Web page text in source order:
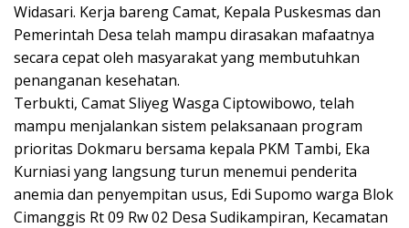
Widasari. Kerja bareng Camat, Kepala Puskesmas dan
Pemerintah Desa telah mampu dirasakan mafaatnya
secara cepat oleh masyarakat yang membutuhkan
penanganan kesehatan.
Terbukti, Camat Sliyeg Wasga Ciptowibowo, telah
mampu menjalankan sistem pelaksanaan program
prioritas Dokmaru bersama kepala PKM Tambi, Eka
Kurniasi yang langsung turun menemui penderita
anemia dan penyempitan usus, Edi Supomo warga Blok
Cimanggis Rt 09 Rw 02 Desa Sudikampiran, Kecamatan